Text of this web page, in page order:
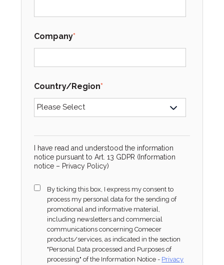
Company*
Country/Region*
I have read and understood the information
notice pursuant to Art. 13 GDPR (Information
notice – Privacy Policy)
By ticking this box, I express my consent to
process my personal data for the sending of
promotional and informative material,
including newsletters and commercial
communications concerning Comecer
products/services, as indicated in the section
"Personal Data processed and Purposes of
processing" of the Information Notice - Privacy